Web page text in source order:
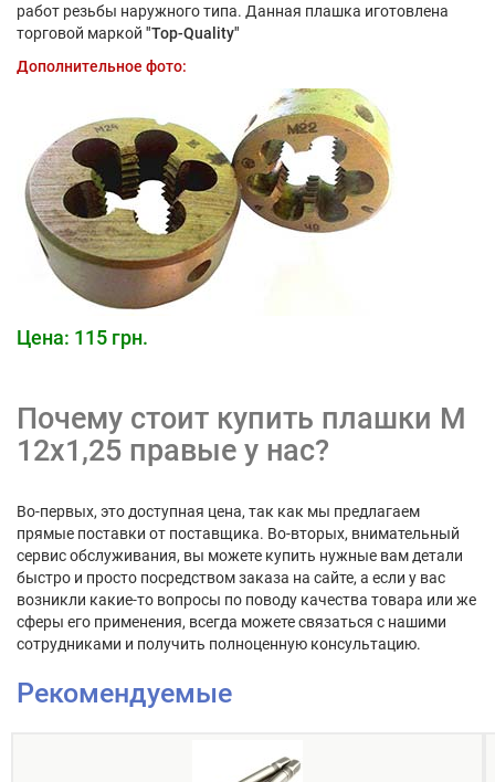
работ резьбы наружного типа. Данная плашка иготовлена
торговой маркой "Top-Quality"
Дополнительное фото:
Цена: 115 грн.
Почему стоит купить плашки М
12х1,25 правые у нас?
Во-первых, это доступная цена, так как мы предлагаем
прямые поставки от поставщика. Во-вторых, внимательный
сервис обслуживания, вы можете купить нужные вам детали
быстро и просто посредством заказа на сайте, а если у вас
возникли какие-то вопросы по поводу качества товара или же
сферы его применения, всегда можете связаться с нашими
сотрудниками и получить полноценную консультацию.
Рекомендуемые